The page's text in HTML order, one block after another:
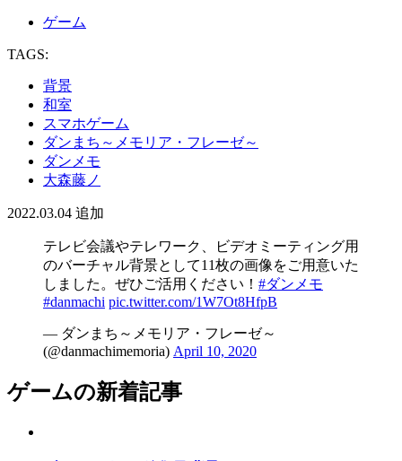
ゲーム
TAGS:
背景
和室
スマホゲーム
ダンまち～メモリア・フレーゼ～
ダンメモ
大森藤ノ
2022.03.04 追加
テレビ会議やテレワーク、ビデオミーティング用
のバーチャル背景として11枚の画像をご用意いた
しました。ぜひご活用ください！ #ダンメモ
#danmachi pic.twitter.com/1W7Ot8HfpB
— ダンまち～メモリア・フレーゼ～
(@danmachimemoria) April 10, 2020
ゲームの新着記事